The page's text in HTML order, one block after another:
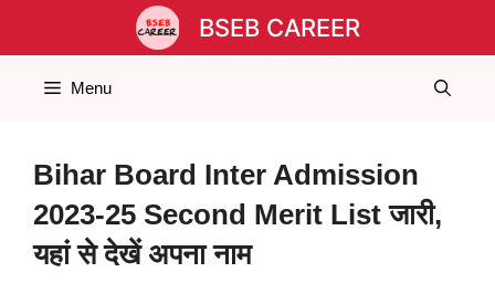
BSEB CAREER
Menu
Bihar Board Inter Admission
2023-25 Second Merit List जारी,
यहां से देखें अपना नाम